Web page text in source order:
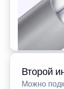
Второй
Можно